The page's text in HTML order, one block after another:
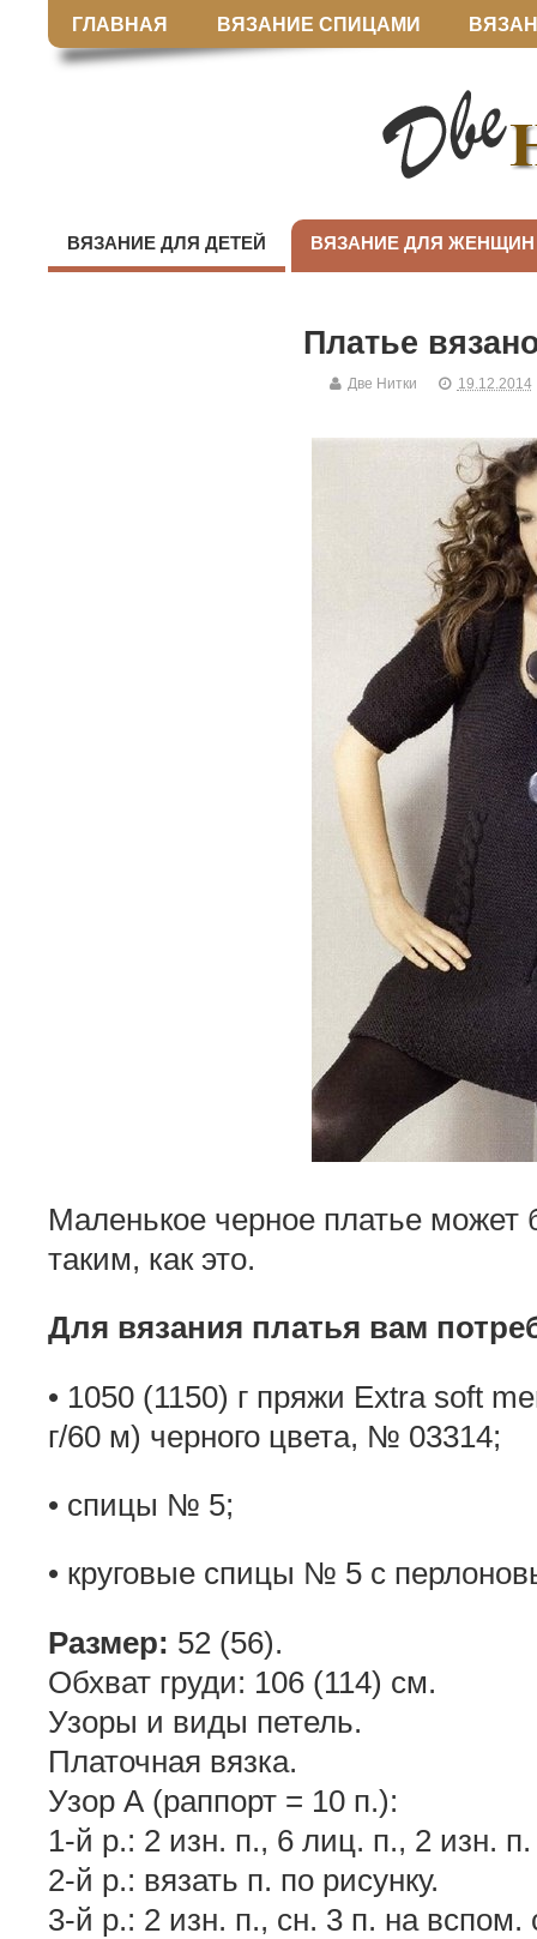
ГЛАВНАЯ ВЯЗАНИЕ СПИЦАМИ
ВЯЗАНИЕ ДЛЯ ДЕТЕЙ ВЯЗАНИЕ ДЛЯ ЖЕНЩИН
Платье
Две Нитки 19.12.2014
Маленькое черное платье
таким, как это.
Для вязания платья вам
• 1050 (1150) г пряжи Extra soft
г/60 м) черного цвета, № 03314;
• спицы № 5;
• круговые спицы № 5 с
Размер: 52 (56).
Обхват груди: 106 (114) см.
Узоры и виды петель.
Платочная вязка.
Узор А (раппорт = 10 п.):
1-й р.: 2 изн. п., 6 лиц. п., 2 изн. п.
2-й р.: вязать п. по рисунку.
3-й р.: 2 изн. п., сн. 3 п. на